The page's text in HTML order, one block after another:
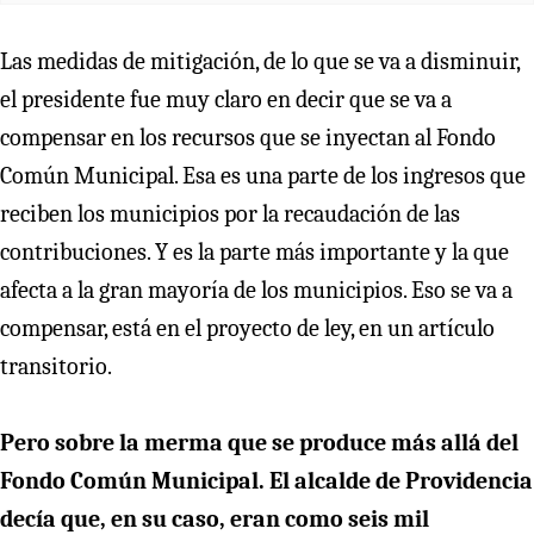
Las medidas de mitigación, de lo que se va a disminuir,
el presidente fue muy claro en decir que se va a
compensar en los recursos que se inyectan al Fondo
Común Municipal. Esa es una parte de los ingresos que
reciben los municipios por la recaudación de las
contribuciones. Y es la parte más importante y la que
afecta a la gran mayoría de los municipios. Eso se va a
compensar, está en el proyecto de ley, en un artículo
transitorio.
Pero sobre la merma que se produce más allá del
Fondo Común Municipal. El alcalde de Providencia
decía que, en su caso, eran como seis mil